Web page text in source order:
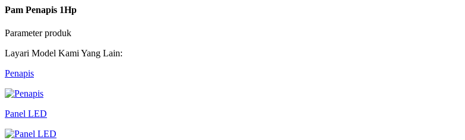
Pam Penapis 1Hp
Parameter produk
Layari Model Kami Yang Lain:
Penapis
Panel LED